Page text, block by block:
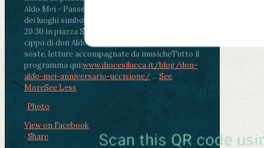
Aldo Mei - Passeggiata della Memoria in alcuni
dei luoghi simbolo della città. Ritrovo alle ore
20.30 in piazza San Michele con conclusione al
cippo di don Aldo Mei (Porta Elisa). Durante le
soste, letture accompagnate da musicheTutto il
programma qui:www.diocesilucca.it/blog/don-
aldo-mei-anniversario-uccisione/... See
MoreSee Less
Photo
View on Facebook
· Share